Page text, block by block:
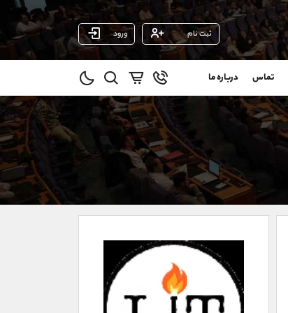
ثبت نام ورود
تماس درباره ما
(ایمان پوراسماعیلی)
09927779040
واتساپ شروع گفتگو
تلگرام @Armteam_admin_por
021-22021030
021-22021040
90001030
@alireza.mehrabii
@alirezamehrabi_com
@alirezamehrabi_official